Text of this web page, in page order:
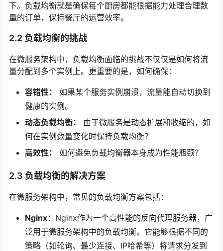
下。负载均衡就是确保每个厨房都能根据能力处理合理数
量的订单，保持餐厅的运营效率。
2.2 负载均衡的挑战
在微服务架构中，负载均衡面临的挑战不仅仅是如何将流
量分配到多个实例上。更重要的是，如何确保：
容错性：
如果某个服务实例崩溃，流量能自动切换到
健康的实例。
动态负载均衡：
由于微服务是动态扩展和收缩的，如
何在实例数量变化时保持负载均衡？
高效性：
如何避免负载均衡器本身成为性能瓶颈？
2.3 负载均衡的解决方案
在微服务架构中，常见的负载均衡方案包括：
Nginx：Nginx作为一个高性能的反向代理服务器，广
泛用于微服务架构中的负载均衡。它能够根据不同的
策略（如轮询、最少连接、IP哈希等）将请求分发到